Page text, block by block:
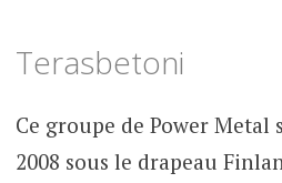
Terasbetoni
Ce groupe de Power Metal
2008 sous le drapeau